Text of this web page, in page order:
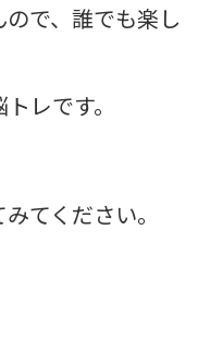
で、誰でも楽し
レです。
てください。